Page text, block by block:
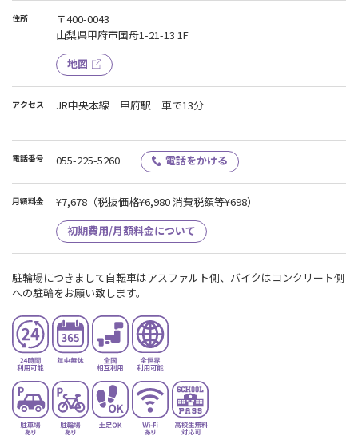
住所
〒400-0043
山梨県甲府市国母1-21-13 1F
地図
アクセス JR中央本線 甲府駅 車で13分
電話番号 055-225-5260 電話をかける
月額料金 ¥7,678 （税抜価格¥6,980 消費税額等¥698）
初期費用/月額料金について
駐輪場につきまして自転車はアスファルト側、バイクはコンクリート側
への駐輪をお願い致します。